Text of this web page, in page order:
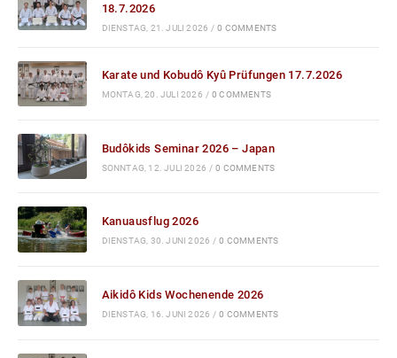
18.7.2026
DIENSTAG, 21. JULI 2026 / 0 COMMENTS
Karate und Kobudô Kyû Prüfungen 17.7.2026
MONTAG, 20. JULI 2026 / 0 COMMENTS
Budôkids Seminar 2026 – Japan
SONNTAG, 12. JULI 2026 / 0 COMMENTS
Kanuausflug 2026
DIENSTAG, 30. JUNI 2026 / 0 COMMENTS
Aikidô Kids Wochenende 2026
DIENSTAG, 16. JUNI 2026 / 0 COMMENTS